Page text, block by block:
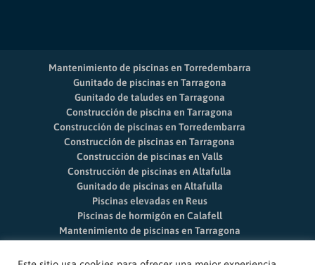
Mantenimiento de piscinas en Torredembarra
Gunitado de piscinas en Tarragona
Gunitado de taludes en Tarragona
Construcción de piscina en Tarragona
Construcción de piscinas en Torredembarra
Construcción de piscinas en Tarragona
Construcción de piscinas en Valls
Construcción de piscinas en Altafulla
Gunitado de piscinas en Altafulla
Piscinas elevadas en Reus
Piscinas de hormigón en Calafell
Mantenimiento de piscinas en Tarragona
Limpieza de piscinas Vila-seca